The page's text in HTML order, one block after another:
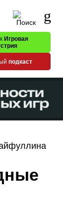
Игровая
подкаст